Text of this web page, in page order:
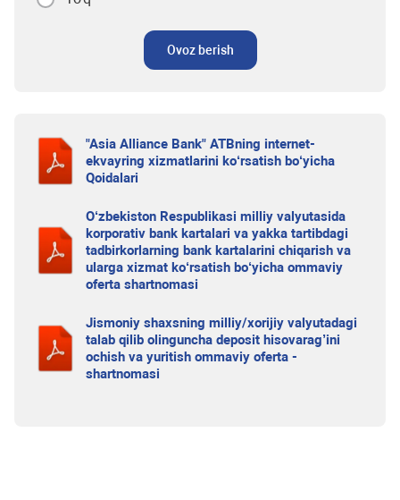
Ovoz berish
"Asia Alliance Bank" ATBning internet-
ekvayring xizmatlarini ko‘rsatish bo‘yicha
Qoidalari
O‘zbekiston Respublikasi milliy valyutasida
korporativ bank kartalari va yakka tartibdagi
tadbirkorlarning bank kartalarini chiqarish va
ularga xizmat ko‘rsatish bo‘yicha ommaviy
oferta shartnomasi
Jismoniy shaxsning milliy/xorijiy valyutadagi
talab qilib olinguncha deposit hisovarag’ini
ochish va yuritish ommaviy oferta -
shartnomasi